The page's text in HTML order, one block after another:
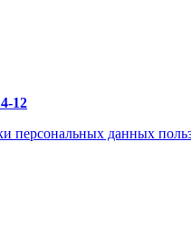
12
данных